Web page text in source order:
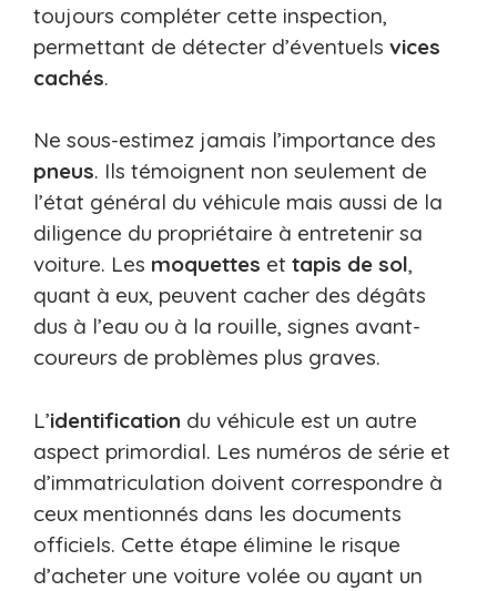
toujours compléter cette inspection,
permettant de détecter d’éventuels vices
cachés.
Ne sous-estimez jamais l’importance des
pneus. Ils témoignent non seulement de
l’état général du véhicule mais aussi de la
diligence du propriétaire à entretenir sa
voiture. Les moquettes et tapis de sol,
quant à eux, peuvent cacher des dégâts
dus à l’eau ou à la rouille, signes avant-
coureurs de problèmes plus graves.
L’identification du véhicule est un autre
aspect primordial. Les numéros de série et
d’immatriculation doivent correspondre à
ceux mentionnés dans les documents
officiels. Cette étape élimine le risque
d’acheter une voiture volée ou ayant un